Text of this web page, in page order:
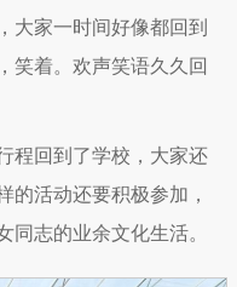
大家一时间好像都回到
笑着。欢声笑语久久回
程回到了学校，大家还
的活动还要积极参加，
同志的业余文化生活。